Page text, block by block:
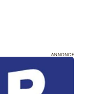
ANNONCE